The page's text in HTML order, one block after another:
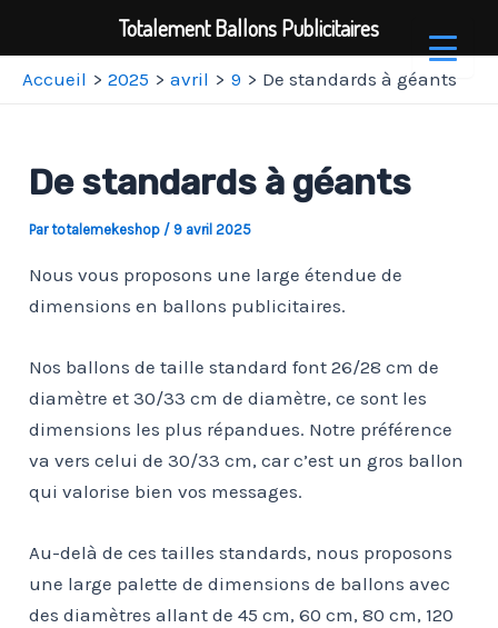
AllerAccueil 2025 avril 9 De standards à géants
De standards à géants
Partotalemekeshop / 9 avril 2025
Nous vous proposons une large étendue de
dimensions en ballons publicitaires.
Nos ballons de taille standard font 26/28 cm de
diamètre et 30/33 cm de diamètre, ce sont les
dimensions les plus répandues. Notre préférence
va vers celui de 30/33 cm, car c’est un gros ballon
qui valorise bien vos messages.
Au-delà de ces tailles standards, nous proposons
une large palette de dimensions de ballons avec
des diamètres allant de 45 cm, 60 cm, 80 cm, 120
Totalement Ballons Publicitaires